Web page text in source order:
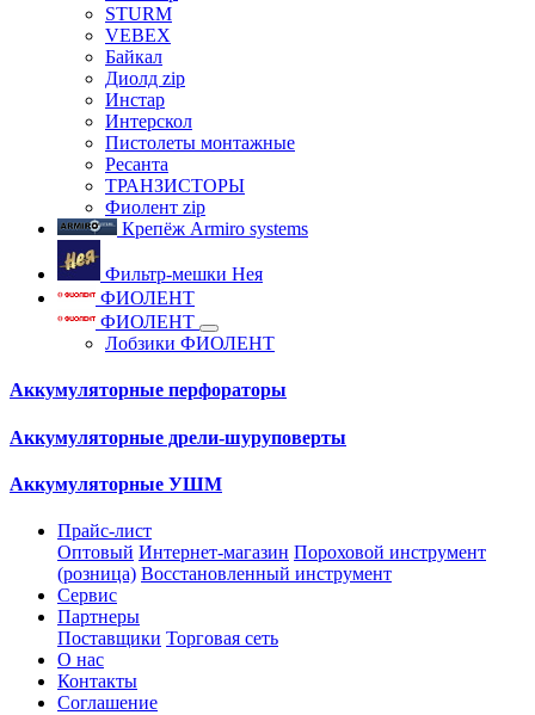
STURM
VEBEX
Байкал
Диолд zip
Инстар
Интерскол
Пистолеты монтажные
Ресанта
ТРАНЗИСТОРЫ
Фиолент zip
Крепёж Armiro systems
Фильтр-мешки Нея
ФИОЛЕНТ
ФИОЛЕНТ
Лобзики ФИОЛЕНТ
Аккумуляторные перфораторы
Аккумуляторные дрели-шуруповерты
Аккумуляторные УШМ
Прайс-лист
Оптовый Интернет-магазин Пороховой инструмент
(розница) Восстановленный инструмент
Сервис
Партнеры
Поставщики Торговая сеть
О нас
Контакты
Соглашение